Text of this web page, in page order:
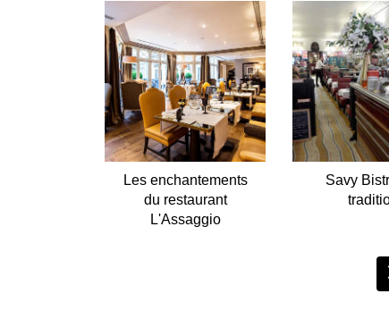
Les enchantements
du restaurant
L'Assaggio
Savy